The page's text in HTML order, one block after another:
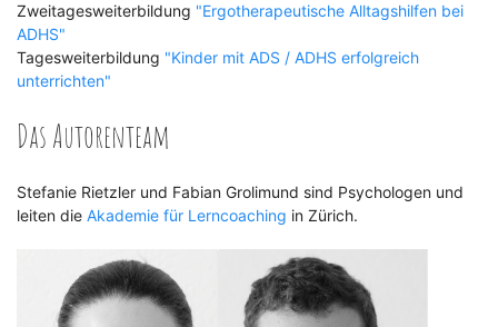
Zweitagesweiterbildung "Ergotherapeutische Alltagshilfen bei
ADHS"
Tagesweiterbildung "Kinder mit ADS / ADHS erfolgreich
unterrichten"
Das Autorenteam
Stefanie Rietzler und Fabian Grolimund sind Psychologen und
leiten die Akademie für Lerncoaching in Zürich.